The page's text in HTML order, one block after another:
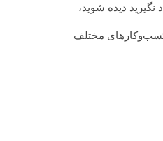
دیده شوید،
و هدایت کسب‌وکارهای مختلف